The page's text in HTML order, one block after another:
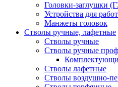
Головки-заглушки
Устройства для
Манжеты головок
Стволы ручные, лафетные
Стволы ручные
Стволы ручные
Стволы лафетные
Стволы воздушно-